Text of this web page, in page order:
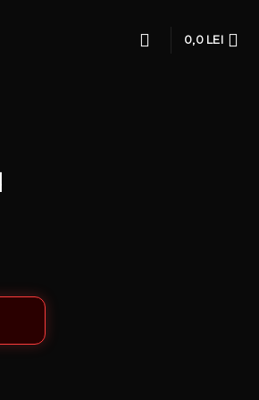
0,0 LEI